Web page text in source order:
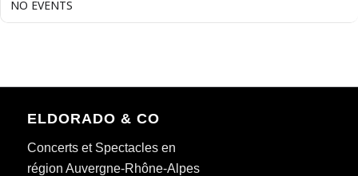
NO EVENTS
ELDORADO & CO
Concerts et Spectacles en
région Auvergne-Rhône-Alpes